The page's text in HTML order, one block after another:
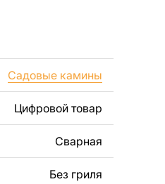
что
изображение,
дизайн изделия.
изделия из
Садовые камины
Цифровой товар
Сварная
Без гриля